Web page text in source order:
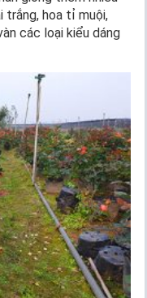
trắng, hoa tỉ muội,
các loại kiểu dáng